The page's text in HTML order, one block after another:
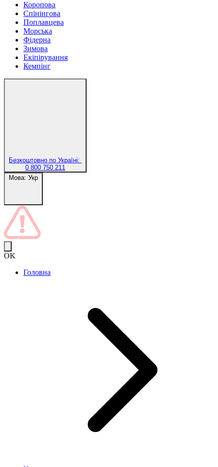
Коропова
Спінінгова
Поплавцева
Морська
Фідерна
Зимова
Екіпірування
Кемпінг
Безкоштовно по Україні:
0 800 750 211
Мова: Укр
OK
Головна